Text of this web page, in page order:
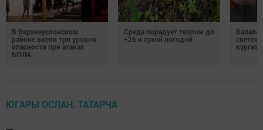
В Верхнеуслонском
районе ввели три уровня
опасности при атаках
БПЛА
Среда порадует теплом до
+26 и сухой погодой
ЮГАРЫ ОСЛАН. ТАТАРЧА